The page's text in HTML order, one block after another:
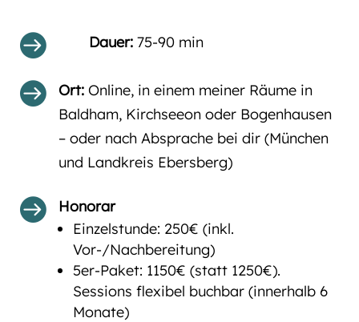
 Dauer:75-90 min
 Ort:Online, in einem meiner Räume in
Baldham, Kirchseeon oder Bogenhausen
– oder nach Absprache bei dir (München
und Landkreis Ebersberg)

Honorar
Einzelstunde: 250€ (inkl.
Vor-/Nachbereitung)
5er-Paket: 1150€ (statt 1250€).
Sessions flexibel buchbar (innerhalb 6
Monate)